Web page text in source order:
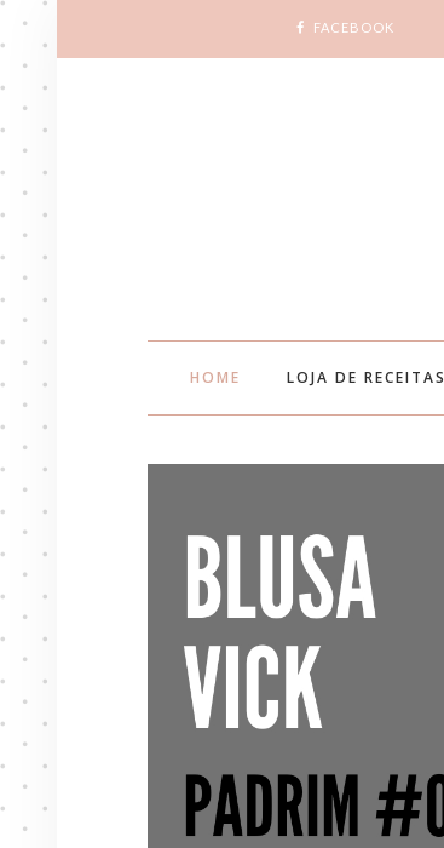
FACEBOOK
HOME LOJA DE RECEITAS